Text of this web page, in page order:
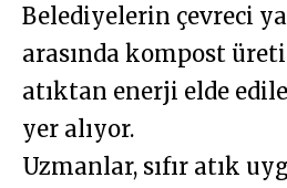
Belediyelerin çevreci
arasında kompost
atıktan enerji elde
yer alıyor.
Uzmanlar, sıfır atık